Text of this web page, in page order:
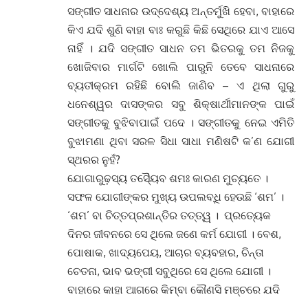
ସଙ୍ଗୀତ ସାଧନାର ଉଦ୍ଦେଶ୍ୟ ଅନ୍ତର୍ମୁଖି ହେବା, ବାହାରେ
କିଏ ଯଦି ଶୁଣି ବାହା ବାଃ କରୁଛି କିଛି ସେଥିରେ ଯାଏ ଆସେ
ନାହିଁ । ଯଦି ସଙ୍ଗୀତ ସାଧନ ତମ ଭିତରକୁ ତମ ନିଜକୁ
ଖୋଜିବାର ମାର୍ଗଟି ଖୋଲି ପାରୁନି ତେବେ ସାଧନାରେ
ବ୍ୟତୀକ୍ରମ ରହିଛି ବୋଲି ଜାଣିବ – ଏ ଥିଲା ଗୁରୁ
ଧନେଶ୍ୱର ଦାସଙ୍କର ସବୁ ଶିକ୍ଷାର୍ଥୀମାନଙ୍କ ପାଇଁ
ସଙ୍ଗୀତକୁ ବୁଝିବାପାଇଁ ପଦେ । ସଙ୍ଗୀତକୁ ନେଇ ଏମିତି
ବୁଝାମଣା ଥିବା ସରଳ ସିଧା ସାଧା ମଣିଷଟି କ’ଣ ଯୋଗୀ
ସ୍ଥରର ନୁହଁ?
ଯୋଗାରୁଢ଼ସ୍ୟ ତସ୍ୟୈବ ଶମଃ କାରଣ ମୁଚ୍ୟତେ ।
ସଫଳ ଯୋଗୀଙ୍କର ମୁଖ୍ୟ ଉପଲବ୍ଧି ହେଉଛି ‘ଶମ’ ।
‘ଶମ’ ବା ଚିତ୍ତପ୍ରଶାନ୍ତିର ତତ୍ତ୍ୱ । ପ୍ରତ୍ୟେକ
ଦିନର ଜୀବନରେ ସେ ଥିଲେ ଜଣେ କର୍ମ ଯୋଗୀ । ବେଶ,
ପୋଷାକ, ଖାଦ୍ୟପେୟ, ଆଚାର ବ୍ୟବହାର, ଚିନ୍ତା
ଚେତନା, ଭାବ ଭଙ୍ଗୀ ସବୁଥିରେ ସେ ଥିଲେ ଯୋଗୀ ।
ବାହାରେ କାହା ଆଗରେ କିମ୍ବା କୌଣସି ମଞ୍ଚରେ ଯଦି